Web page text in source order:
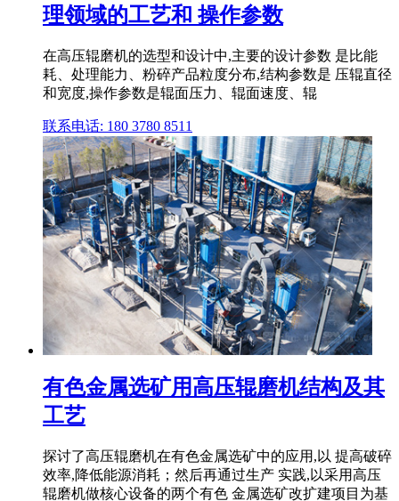
理领域的工艺和 操作参数
在高压辊磨机的选型和设计中,主要的设计参数 是比能
耗、处理能力、粉碎产品粒度分布,结构参数是 压辊直径
和宽度,操作参数是辊面压力、辊面速度、辊
联系电话: 180 3780 8511
有色金属选矿用高压辊磨机结构及其
工艺
探讨了高压辊磨机在有色金属选矿中的应用,以 提高破碎
效率,降低能源消耗；然后再通过生产 实践,以采用高压
辊磨机做核心设备的两个有色 金属选矿改扩建项目为基